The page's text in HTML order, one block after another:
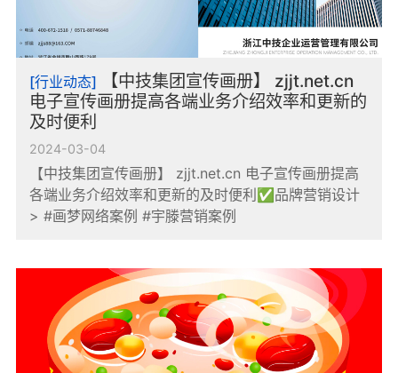
[行业动态]
【中技集团宣传画册】 zjjt.net.cn
电子宣传画册提高各端业务介绍效率和更新的
及时便利
2024-03-04
【中技集团宣传画册】 zjjt.net.cn 电子宣传画册提高
各端业务介绍效率和更新的及时便利✅品牌营销设计
> #画梦网络案例 #宇滕营销案例